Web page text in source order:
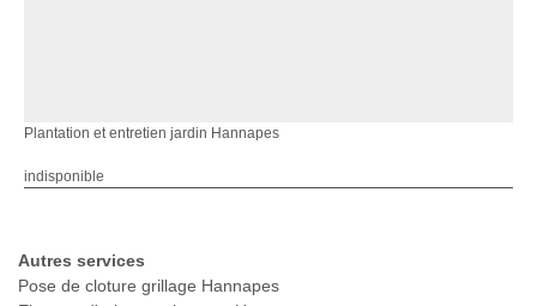
Plantation et entretien jardin Hannapes
indisponible
Autres services
Pose de cloture grillage Hannapes